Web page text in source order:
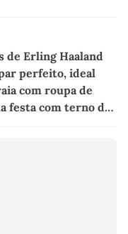
de Erling Haaland
perfeito, ideal
com roupa de
festa com terno de